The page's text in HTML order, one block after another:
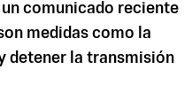
un comunicado reciente
medidas como la
detener la transmisión